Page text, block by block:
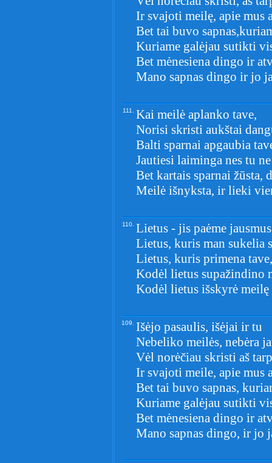
Ir svajoti meilę, apie mus
Bet tai buvo
Kuriame galėjau sutikti
Bet mėnesiena dingo ir
Mano sapnas dingo ir jo
111. Kai meilė aplanko tave,
Norisi skristi aukštai
Balti sparnai apgaubia
Jautiesi laiminga nes tu
Bet kartais sparnai žūsta,
Meilė išnyksta, ir lieki
110. Lietus - jis paėme
Lietus, kuris man sukelia
Lietus, kuris primena tave,
Kodėl lietus supažindino
Kodėl lietus išskyrė
109. Išėjo pasaulis, išėjai ir tu
Nebeliko meilės, nebėra
Vėl norėčiau skristi aš
Ir svajoti meile, apie mus
Bet tai buvo sapnas,
Kuriame galėjau sutikti
Bet mėnesiena dingo ir
Mano sapnas dingo, ir jo